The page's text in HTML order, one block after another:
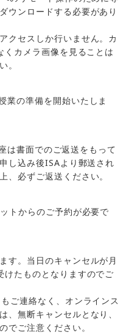
ウンロードする必要があり
クセスしか行いません。カ
くカメラ画像を見ることは
。
業の準備を開始いたしま
書面でのご返送をもって
し込み後ISAより郵送され
、必ずご返送ください。
トからのご予約が必要で
す。当日のキャンセルが月
たものとなりますのでご
ご連絡なく、オンラインス
、無断キャンセルとなり、
でご注意ください。